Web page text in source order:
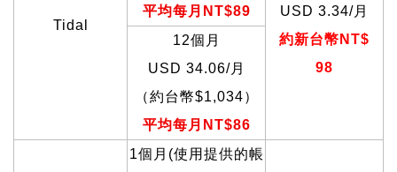
Tidal
平均每月NT$89
USD 3.34/月
約新台幣NT$
98
12個月
USD 34.06/月
（約台幣$1,034）
平均每月NT$86
1個月(使用提供的帳